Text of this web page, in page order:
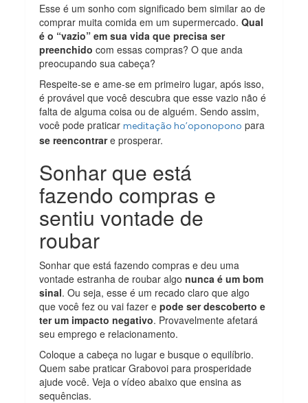
Esse é um sonho com significado bem similar ao de
comprar muita comida em um supermercado.Qual
é o “vazio” em sua vida que precisa ser
preenchido com essas compras? O que anda
preocupando sua cabeça?
Respeite-se e ame-se em primeiro lugar, após isso,
é provável que você descubra que esse vazio não é
falta de alguma coisa ou de alguém. Sendo assim,
você pode praticarmeditação ho’oponopono para
se reencontrare prosperar.
Sonhar que está
fazendo compras e
sentiu vontade de
roubar
Sonhar que está fazendo compras e deu uma
vontade estranha de roubar algonunca é um bom
sinal. Ou seja, esse é um recado claro que algo
que você fez ou vai fazer epode ser descoberto e
ter um impacto negativo. Provavelmente afetará
seu emprego e relacionamento.
Coloque a cabeça no lugar e busque o equilíbrio.
Quem sabe praticar Grabovoi para prosperidade
ajude você. Veja o vídeo abaixo que ensina as
sequências.